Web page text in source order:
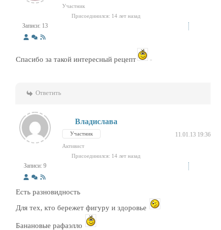
Записи: 13
Участник
Присоединился: 14 лет назад
Спасибо за такой интересный рецепт
Ответить
Записи: 9
Владислава
Участник 11.01.13 19:36
Активист
Присоединился: 14 лет назад
Есть разновидность
Для тех, кто бережет фигуру и здоровье
Банановые рафаэлло